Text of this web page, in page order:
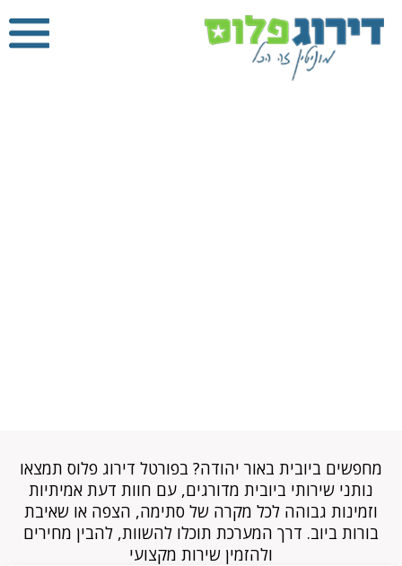
מחפשים ביובית באור יהודה? בפורטל דירוג פלוס תמצאו
נותני שירותי ביובית מדורגים, עם חוות דעת אמיתיות
וזמינות גבוהה לכל מקרה של סתימה, הצפה או שאיבת
בורות ביוב. דרך המערכת תוכלו להשוות, להבין מחירים
ולהזמין שירות מקצועי